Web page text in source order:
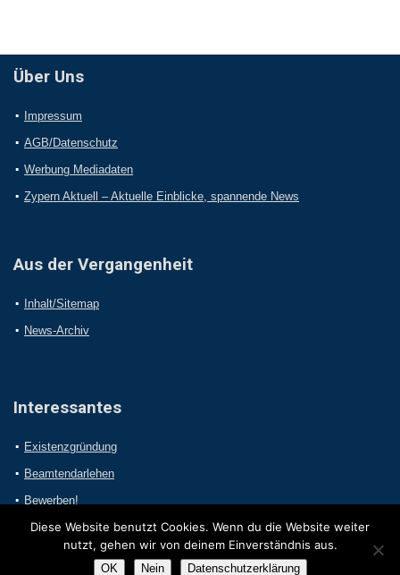
Über Uns
Impressum
AGB/Datenschutz
Werbung Mediadaten
Zypern Aktuell – Aktuelle Einblicke, spannende News
Aus der Vergangenheit
Inhalt/Sitemap
News-Archiv
Interessantes
Existenzgründung
Beamtendarlehen
Bewerben!
2017 Online-Presseportal.com. Alle Rechte vorbehalten.
Diese Website benutzt Cookies. Wenn du die Website weiter
nutzt, gehen wir von deinem Einverständnis aus.
OK Nein Datenschutzerklärung